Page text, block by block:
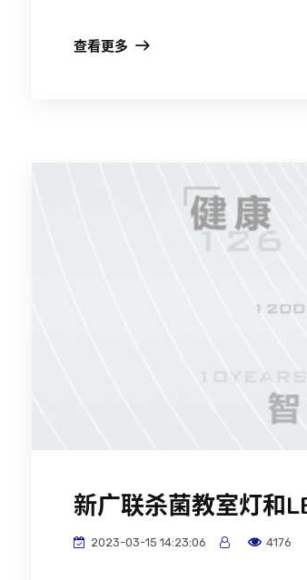
查看更多
新广联杀菌教室灯和
2023-03-15 14:23:06 4176